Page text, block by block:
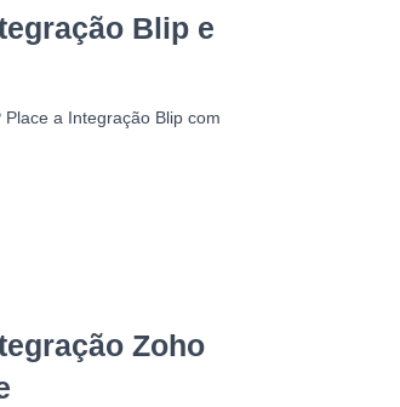
Blip e
a Integração Blip com
Zoho